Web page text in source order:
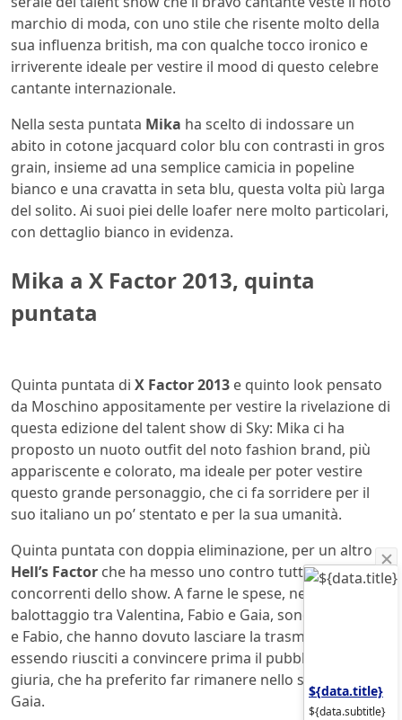
marchio di moda, con uno stile che risente molto della
sua influenza british, ma con qualche tocco ironico e
irriverente ideale per vestire il mood di questo celebre
cantante internazionale.
Nella sesta puntata Mika ha scelto di indossare un
abito in cotone jacquard color blu con contrasti in gros
grain, insieme ad una semplice camicia in popeline
bianco e una cravatta in seta blu, questa volta più larga
del solito. Ai suoi piei delle loafer nere molto particolari,
con dettaglio bianco in evidenza.
Mika a X Factor 2013, quinta
puntata
Quinta puntata di X Factor 2013 e quinto look pensato
da Moschino appositamente per vestire la rivelazione di
questa edizione del talent show di Sky: Mika ci ha
proposto un nuoto outfit del noto fashion brand, più
appariscente e colorato, ma ideale per poter vestire
questo grande personaggio, che ci fa sorridere per il
suo italiano un po’ stentato e per la sua umanità.
Quinta puntata con doppia eliminazione, per un altro
Hell’s Factor che ha messo uno contro tutti i
concorrenti dello show. A farne le spese, nel
balottaggio tra Valentina, Fabio e Gaia, sono state Vale
e Fabio, che hanno dovuto lasciare la trasmissione, non
essendo riusciti a convincere prima il pubblico e poi la
giuria, che ha preferito far rimanere nello show la brava
Gaia.
${data.title}
${data.subtitle}